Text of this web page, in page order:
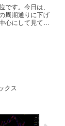
です。今日は、
周期通りに下げ
心にして見て行
クス